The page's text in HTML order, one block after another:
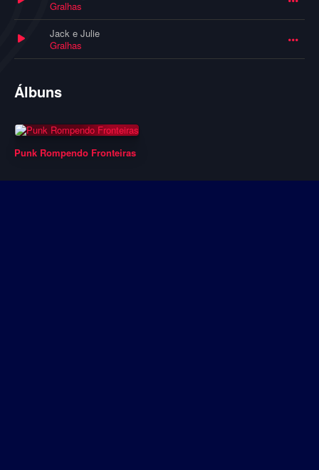
Gralhas
Jack e Julie
Gralhas
Álbuns
Punk Rompendo Fronteiras